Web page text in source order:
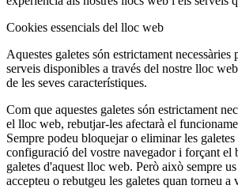
Cookies essencials del lloc web
Aquestes galetes són estrictament necessàries
serveis disponibles a través del nostre lloc
de les seves característiques.
Com que aquestes galetes són estrictament
el lloc web, rebutjar-les afectarà el
Sempre podeu bloquejar o eliminar les
configuració del vostre navegador i forçant el
galetes d'aquest lloc web. Però això sempre
accepteu o rebutgeu les galetes quan torneu a